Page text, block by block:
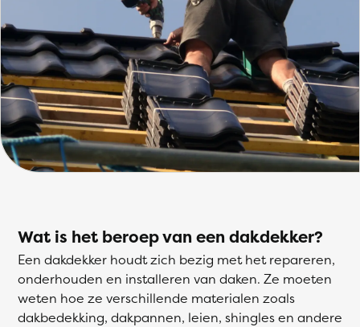
Wat is het beroep van een dakdekker?
Een dakdekker houdt zich bezig met het repareren,
onderhouden en installeren van daken. Ze moeten
weten hoe ze verschillende materialen zoals
dakbedekking, dakpannen, leien, shingles en andere